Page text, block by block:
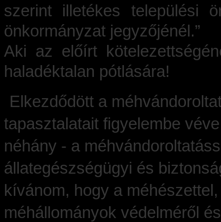
szerint illetékes települési
önkormányzat jegyzőjénél.”
Aki az előírt
haladéktalan pótlására!
Elkezdődött a
tapasztalatait figyelembe
néhány - a
állategészségügyi és
kívánom, hogy a
méhállományok védelméről